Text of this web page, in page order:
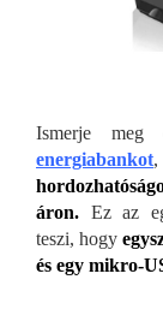
Ismerje meg
energiabankot,
áron. Ez az
teszi, hogy
és egy mikro-